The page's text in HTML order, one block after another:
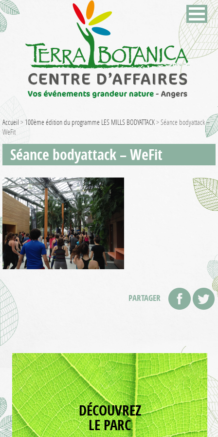
Accueil > 100ème édition du programme LES MILLS BODYATTACK>Séance bodyattack –
WeFit
Séance bodyattack – WeFit
PARTAGER
DÉCOUVREZ
LE PARC